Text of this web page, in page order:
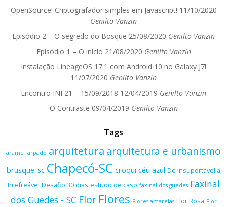
OpenSource! Criptografador simples em Javascript! 11/10/2020
Genilto Vanzin
Episódio 2 – O segredo do Bosque 25/08/2020 Genilto Vanzin
Episódio 1 – O início 21/08/2020 Genilto Vanzin
Instalação LineageOS 17.1 com Android 10 no Galaxy J7!
11/07/2020 Genilto Vanzin
Encontro INF21 – 15/09/2018 12/04/2019 Genilto Vanzin
O Contraste 09/04/2019 Genilto Vanzin
Tags
arame farpado arquitetura arquitetura e urbanismo
brusque-sc Chapecó-SC croqui céu azul De Insuportável a
Irrefreável Desafio 30 dias estudo de caso faxinal dos guedes Faxinal
dos Guedes - SC Flor Flores Flores amarelas Flor Rosa Flor